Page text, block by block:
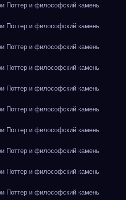
Поттер и философский камень
Поттер и философский камень
Поттер и философский камень
Поттер и философский камень
Поттер и философский камень
Поттер и философский камень
Поттер и философский камень
Поттер и философский камень
Поттер и философский камень
Поттер и философский камень